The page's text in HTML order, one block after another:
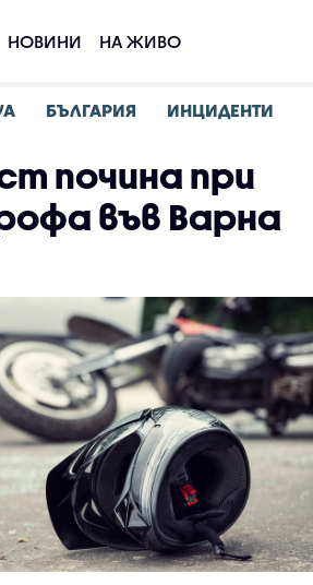
НОВИНИ НА ЖИВО
БЪЛГАРИЯ ИНЦИДЕНТИ
почина при
във Варна